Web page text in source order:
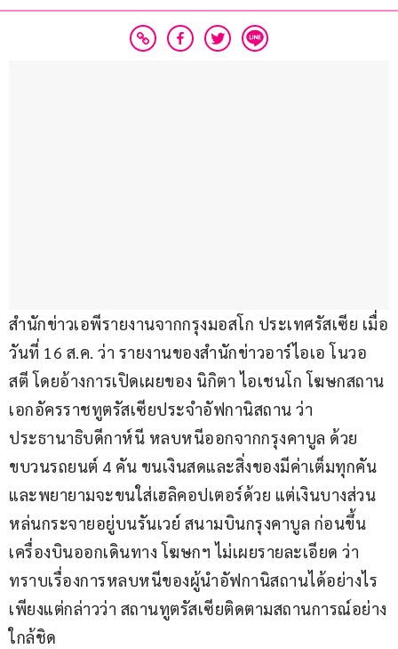
สำนักข่าวเอพีรายงานจากกรุงมอสโก ประเทศรัสเซีย เมื่อ
วันที่ 16 ส.ค. ว่า รายงานของสำนักข่าวอาร์ไอเอ โนวอ
สตี โดยอ้างการเปิดเผยของ นิกิตา ไอเชนโก โฆษกสถาน
เอกอัครราชทูตรัสเซียประจำอัฟกานิสถาน ว่า
ประธานาธิบดีกาห์นี หลบหนีออกจากกรุงคาบูล ด้วย
ขบวนรถยนต์ 4 คัน ขนเงินสดและสิ่งของมีค่าเต็มทุกคัน
และพยายามจะขนใส่เฮลิคอปเตอร์ด้วย แต่เงินบางส่วน
หล่นกระจายอยู่บนรันเวย์ สนามบินกรุงคาบูล ก่อนขึ้น
เครื่องบินออกเดินทาง โฆษกฯ ไม่เผยรายละเอียด ว่า
ทราบเรื่องการหลบหนีของผู้นำอัฟกานิสถานได้อย่างไร
เพียงแต่กล่าวว่า สถานทูตรัสเซียติดตามสถานการณ์อย่าง
ใกล้ชิด